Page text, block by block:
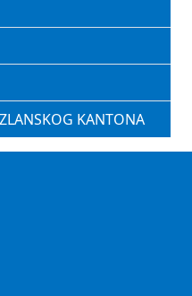
KANTONA